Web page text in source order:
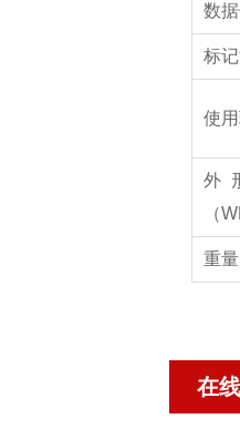
数
标
使
外
（
重量
在